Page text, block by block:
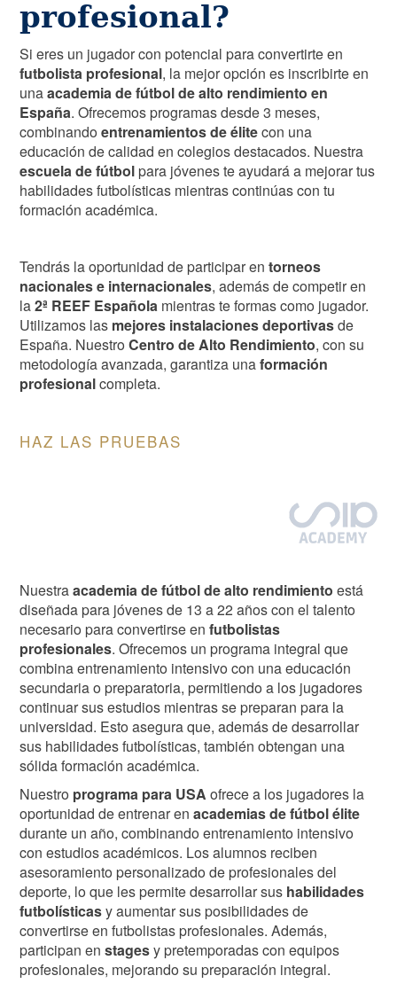
profesional?
Si eres un jugador con potencial para convertirte en
futbolista profesional, la mejor opción es inscribirte en
unaacademia de fútbol de alto rendimiento en
España. Ofrecemos programas desde 3 meses,
combinandoentrenamientos de élitecon una
educación de calidad en colegios destacados. Nuestra
escuela de fútbolpara jóvenes te ayudará a mejorar tus
habilidades futbolísticas mientras continúas con tu
formación académica.
Tendrás la oportunidad de participar entorneos
nacionales e internacionales, además de competir en
la2ª REEF Española mientras te formas como jugador.
Utilizamos las mejores instalaciones deportivasde
España. NuestroCentro de Alto Rendimiento, con su
metodología avanzada, garantiza unaformación
profesionalcompleta.
HAZ LAS PRUEBAS
Nuestraacademia de fútbol de alto rendimiento está
diseñada para jóvenes de 13 a 22 años con el talento
necesario para convertirse enfutbolistas
profesionales. Ofrecemos un programa integral que
combina entrenamiento intensivo con una educación
secundaria o preparatoria, permitiendo a los jugadores
continuar sus estudios mientras se preparan para la
universidad. Esto asegura que, además de desarrollar
sus habilidades futbolísticas, también obtengan una
sólida formación académica.
Nuestro programa para USA ofrece a los jugadores la
oportunidad de entrenar en academias de fútbol élite
durante un año, combinando entrenamiento intensivo
con estudios académicos. Los alumnos reciben
asesoramiento personalizado de profesionales del
deporte, lo que les permite desarrollar sus habilidades
futbolísticasy aumentar sus posibilidades de
convertirse en futbolistas profesionales. Además,
participan enstagesy pretemporadas con equipos
profesionales, mejorando su preparación integral.